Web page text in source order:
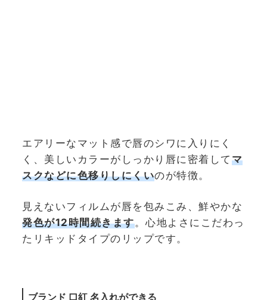
エアリーなマット感で唇のシワに入りにく
く、美しいカラーがしっかり唇に密着して マ
スクなどに色移りしにくいのが特徴。
見えないフィルムが唇を包みこみ、鮮やかな
発色が12時間続きます。心地よさにこだわっ
たリキッドタイプのリップです。